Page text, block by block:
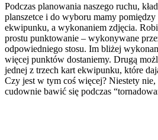
Podczas planowania naszego ruchu,
planszetce i do wyboru mamy
ekwipunku, a wykonaniem zdjęcia.
prostu punktowanie – wykonywane
odpowiedniego stosu. Im bliżej
więcej punktów dostaniemy. Drugą
jednej z trzech kart ekwipunku, które
Czy jest w tym coś więcej? Niestety
cudownie bawić się podczas